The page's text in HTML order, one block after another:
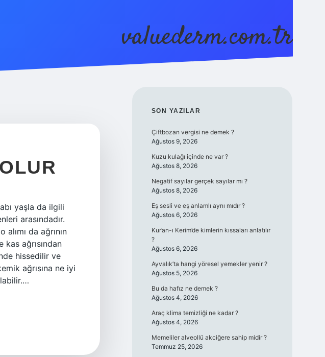
valuederm.com.tr
yaşla da ilgili
arasındadır.
alımı da ağrının
kas ağrısından
hissedilir ve
ağrısına ne iyi
SIDEBAR
SON YAZILAR
Çiftbozan vergisi ne demek ?
Ağustos 9, 2026
Kuzu kulağı içinde ne var ?
Ağustos 8, 2026
Negatif sayılar gerçek sayılar mı ?
Ağustos 8, 2026
Eş sesli ve eş anlamlı aynı mıdır ?
Ağustos 6, 2026
Kur’an-ı Kerim’de kimlerin kıssaları anlatılır
?
Ağustos 6, 2026
Ayvalık’ta hangi yöresel yemekler yenir ?
Ağustos 5, 2026
Bu da hafız ne demek ?
Ağustos 4, 2026
Araç klima temizliği ne kadar ?
Ağustos 4, 2026
Memeliler alveollü akciğere sahip midir ?
Temmuz 25, 2026